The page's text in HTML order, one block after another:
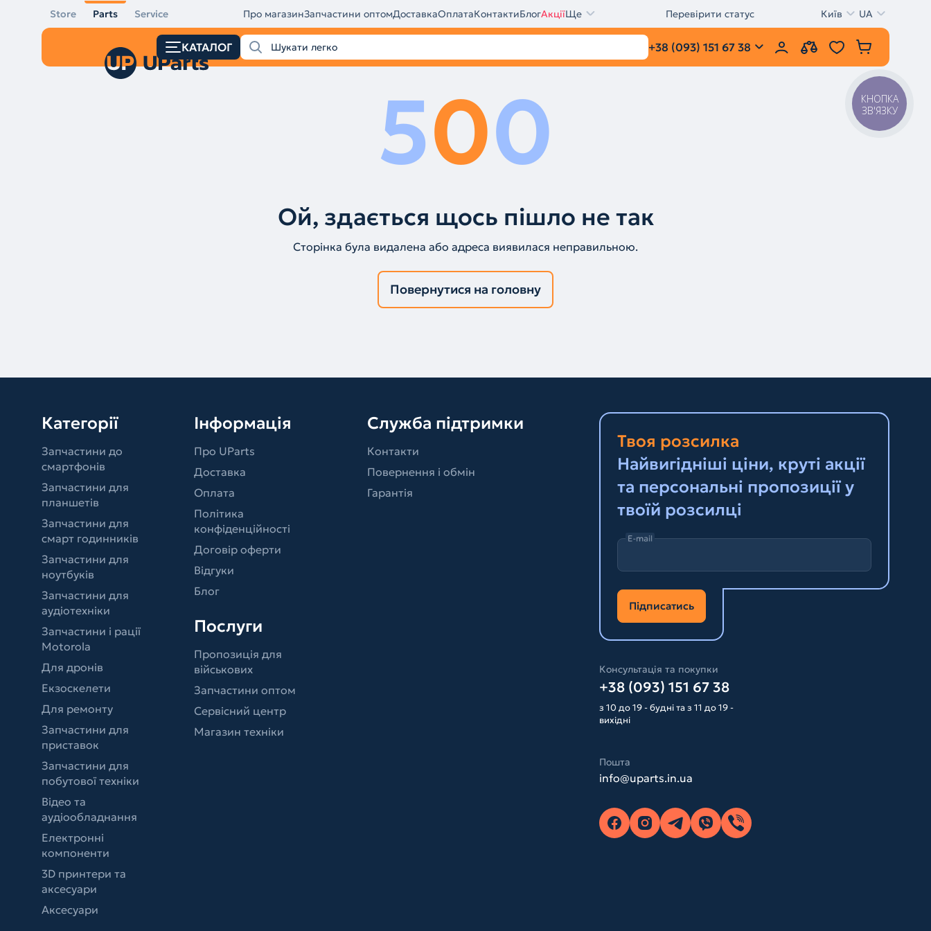
Store Parts Service Про магазинЗапчастини оптомДоставкаОплатаКонтактиБлогАкціїЩе Перевірити статус Київ UA
КАТАЛОГ +38 (093) 151 67 38
500
Ой, здається щось пішло не так
Сторінка була видалена або адреса виявилася неправильною.
Повернутися на головну
Категорії
Запчастини до
смартфонів
Запчастини для
планшетів
Запчастини для
смарт годинників
Запчастини для
ноутбуків
Запчастини для
аудіотехніки
Запчастини і рації
Motorola
Для дронів
Екзоскелети
Для ремонту
Запчастини для
приставок
Запчастини для
побутової техніки
Відео та
аудіообладнання
Електронні
компоненти
3D принтери та
аксесуари
Аксесуари
Інформація
Про UParts
Доставка
Оплата
Політика
конфіденційності
Договір оферти
Відгуки
Блог
Послуги
Пропозиція для
військових
Запчастини оптом
Сервісний центр
Магазин техніки
Служба підтримки
Контакти
Повернення і обмін
Гарантія
Твоя розсилка
Найвигідніші ціни, круті акції
та персональні пропозиції у
твоїй розсилці
E-mail
Підписатись
Консультація та покупки
+38 (093) 151 67 38
з 10 до 19 - будні та з 11 до 19 -
вихідні
Пошта
info@uparts.in.ua
КНОПКА
ЗВ'ЯЗКУ